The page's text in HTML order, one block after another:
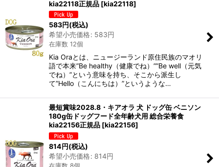
kia22118正規品 [kia22118]
583円(税込)
希望小売価格: 583円
在庫数 12個
Kia Oraとは、ニュージーランド原住民族のマオリ
語で本来”Be healthy（健康でね）””Be well（元気
でね）”という意味を持ち、そこから派生し
て”Hello（こんにちは）”というような…
最短賞味2028.8・キアオラ 犬 ドッグ缶 ベニソン
180g缶ドッグフード全年齢犬用 総合栄養食
kia22156正規品 [kia22156]
814円(税込)
希望小売価格: 814円